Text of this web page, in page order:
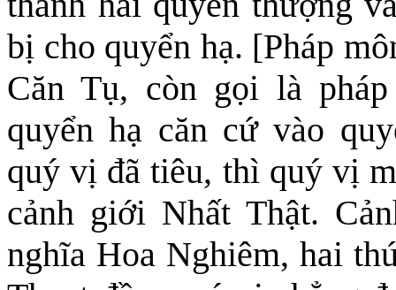
bị cho quyển hạ. [Pháp
Căn Tụ, còn gọi là
quyển hạ căn cứ vào
quý vị đã tiêu, thì quý vị
cảnh giới Nhất Thật.
nghĩa Hoa Nghiêm,hai